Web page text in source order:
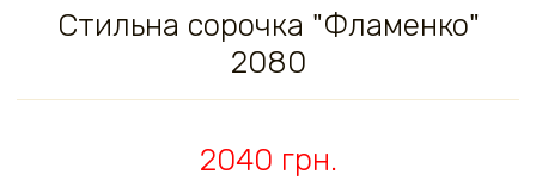
Стильна сорочка "Фламенко"
2080
2040 грн.